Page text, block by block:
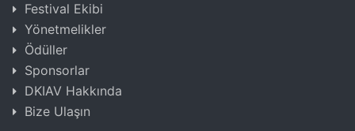
Festival Ekibi
Yönetmelikler
Ödüller
Sponsorlar
DKIAV Hakkında
Bize Ulaşın